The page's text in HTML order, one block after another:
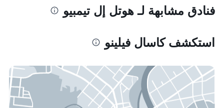
فنادق مشابهة لـ هوتل إل تيمبيو
استكشف كاسال فيلينو